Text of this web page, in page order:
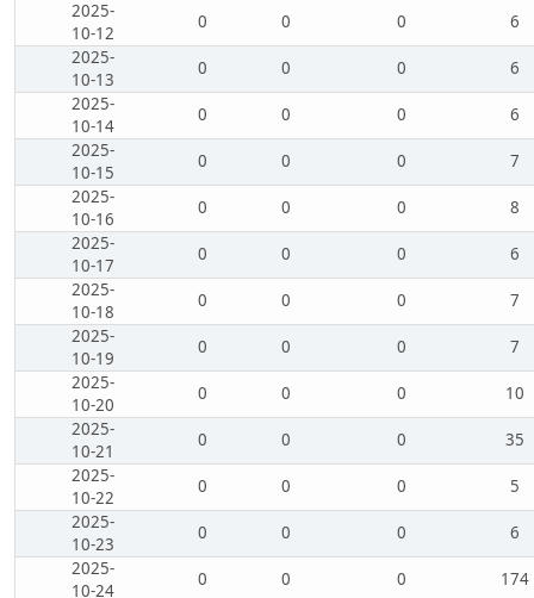
2025-
10-12
0 0 0
6
2025-
10-13
0 0 0
6
2025-
10-14
0 0 0
6
2025-
10-15
0 0 0
7
2025-
10-16
0 0 0
8
2025-
10-17
0 0 0
6
2025-
10-18
0 0 0
7
2025-
10-19
0 0 0
7
2025-
10-20
0 0 0
10
2025-
10-21
0 0 0
35
2025-
10-22
0 0 0
5
2025-
10-23
0 0 0
6
2025-
10-24
0 0 0
174